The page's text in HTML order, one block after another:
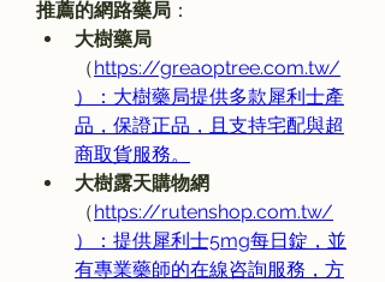
推薦的網路藥局 ：
大樹藥局
（https://greaoptree.com.tw/
）：大樹藥局提供多款犀利士產
品，保證正品，且支持宅配與超
商取貨服務。
大樹露天購物網
（https://rutenshop.com.tw/
）：提供犀利士5mg每日錠，並
有專業藥師的在線咨詢服務，方